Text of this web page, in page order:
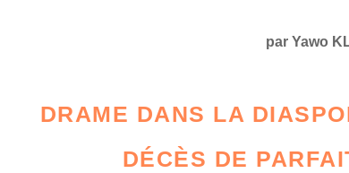
par Yawo
DRAME DANS LA
DÉCÈS DE